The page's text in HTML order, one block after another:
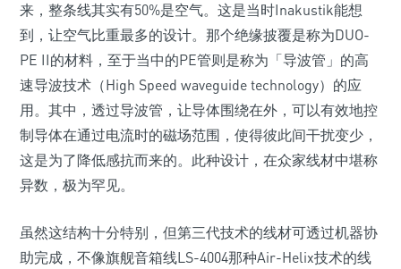
来，整条线其实有50%是空气。这是当时Inakustik能想
到，让空气比重最多的设计。那个绝缘披覆是称为DUO-
PE II的材料，至于当中的PE管则是称为「导波管」的高
速导波技术（High Speed waveguide technology）的应
用。其中，透过导波管，让导体围绕在外，可以有效地控
制导体在通过电流时的磁场范围，使得彼此间干扰变少，
这是为了降低感抗而来的。此种设计，在众家线材中堪称
异数，极为罕见。
虽然这结构十分特别，但第三代技术的线材可透过机器协
助完成，不像旗舰音箱线LS-4004那种Air-Helix技术的线